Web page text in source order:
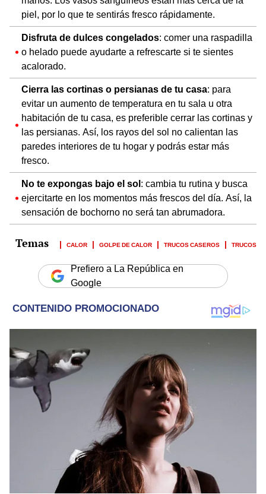
piel, por lo que te sentirás fresco rápidamente.
Disfruta de dulces congelados: comer una raspadilla
o helado puede ayudarte a refrescarte si te sientes
acalorado.
Cierra las cortinas o persianas de tu casa: para
evitar un aumento de temperatura en tu sala u otra
habitación de tu casa, es preferible cerrar las cortinas y
las persianas. Así, los rayos del sol no calientan las
paredes interiores de tu hogar y podrás estar más
fresco.
No te expongas bajo el sol: cambia tu rutina y busca
ejercitarte en los momentos más frescos del día. Así, la
sensación de bochorno no será tan abrumadora.
CALOR GOLPE DE CALOR TRUCOS CASEROS TRUCOS
Prefiero a La República en
Google